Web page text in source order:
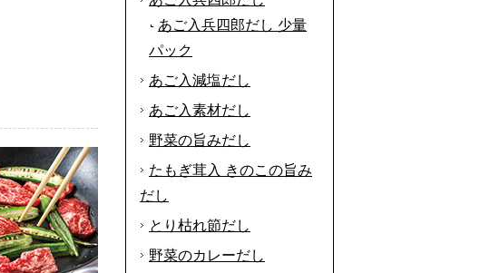
あご入兵四郎だし 少量
パック
あご入減塩だし
あご入素材だし
野菜の旨みだし
たもぎ茸入 きのこの旨み
だし
とり枯れ節だし
野菜のカレーだし